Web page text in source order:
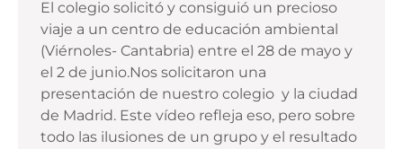
El colegio solicitó y consiguió un precioso
viaje a un centro de educación ambiental
(Viérnoles- Cantabria) entre el 28 de mayo y
el 2 de junio.Nos solicitaron una
presentación de nuestro colegio y la ciudad
de Madrid. Este vídeo refleja eso, pero sobre
todo las ilusiones de un grupo y el resultado